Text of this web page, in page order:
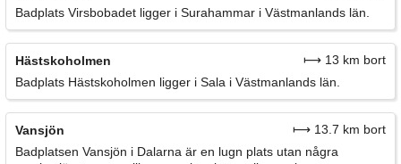
Badplats Virsbobadet ligger i Surahammar i Västmanlands län.
Hästskoholmen
⟼ 13 km bort
Badplats Hästskoholmen ligger i Sala i Västmanlands län.
Vansjön
⟼ 13.7 km bort
Badplatsen Vansjön i Dalarna är en lugn plats utan några